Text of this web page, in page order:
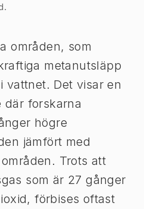
områden, som
metanutsläpp
vattnet. Det visar en
där forskarna
högre
jämfört med
Trots att
som är 27 gånger
förbises oftast